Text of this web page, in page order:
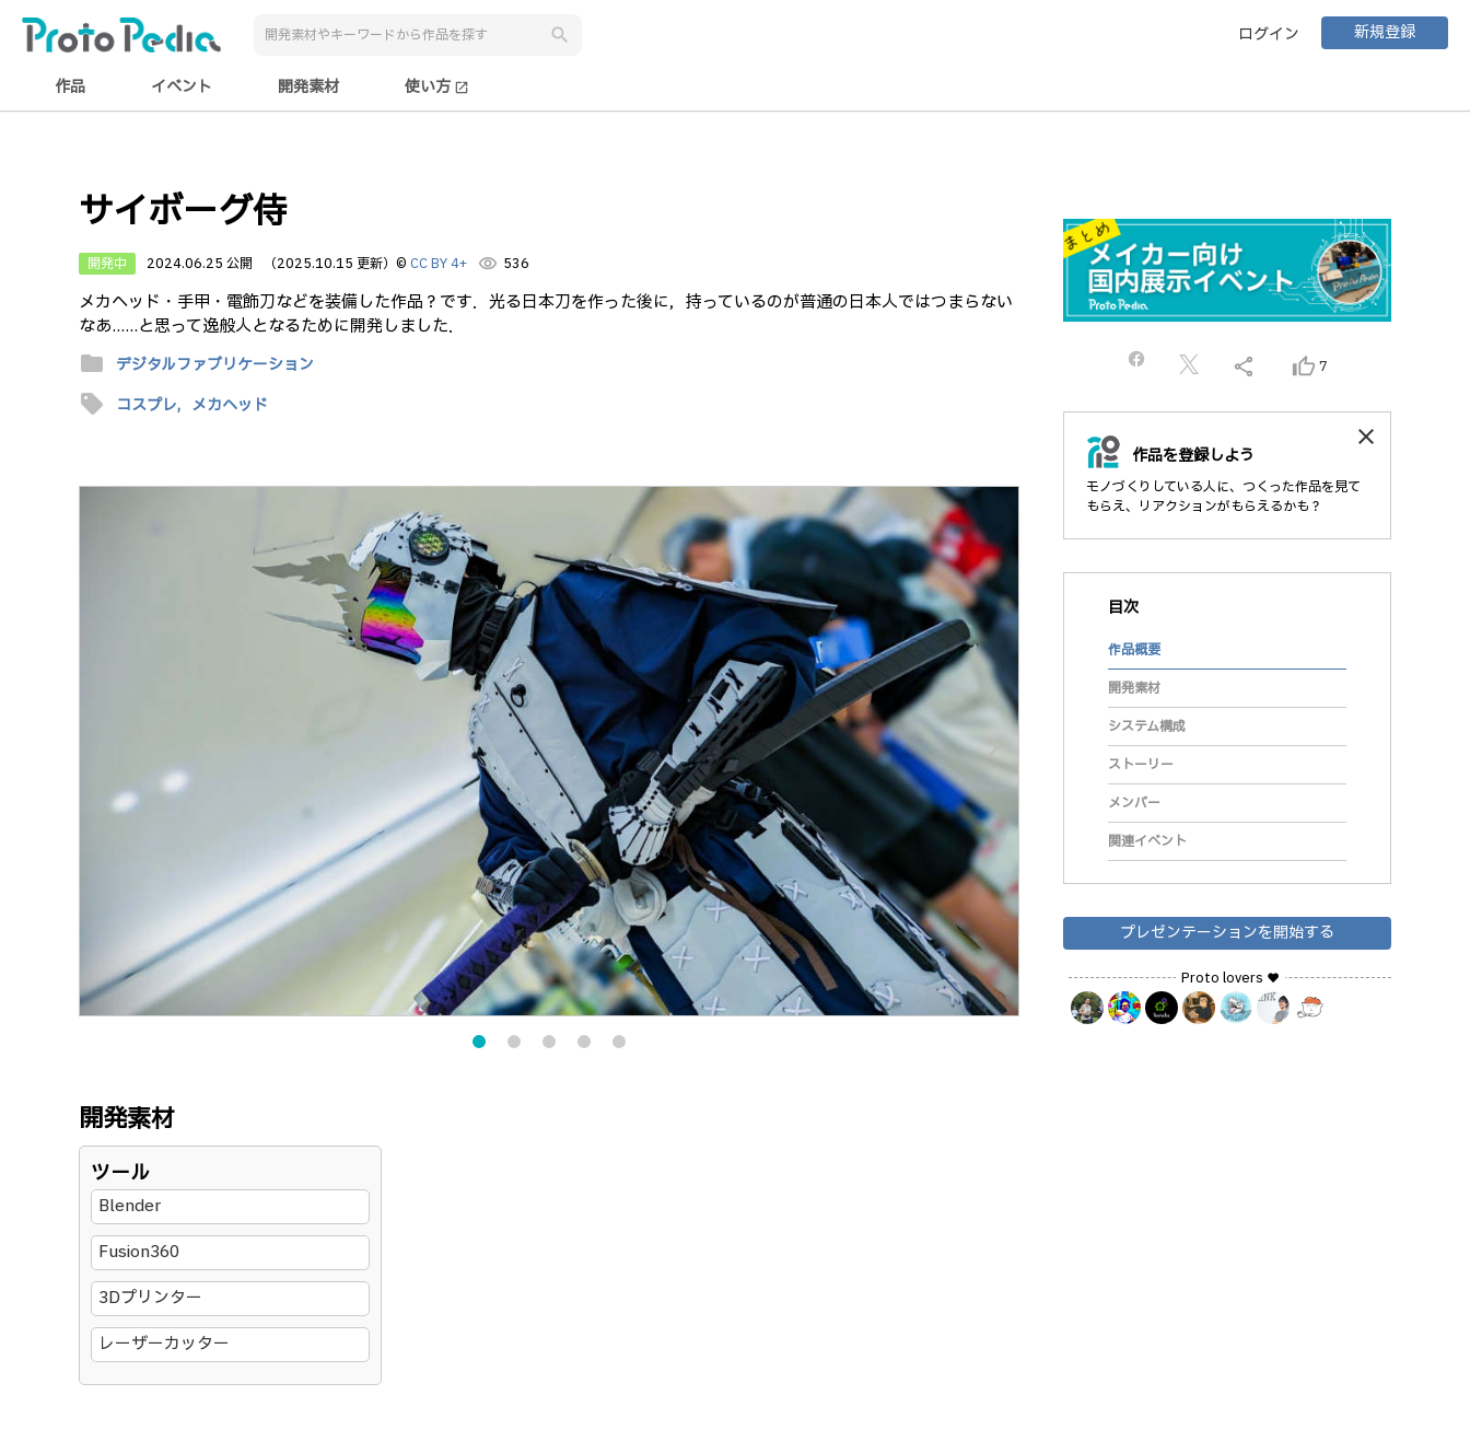
search ログイン 新規登録
作品 イベント 開発素材 使い方 open_in_new
サイボーグ侍
開発中 2024.06.25 公開 （2025.10.15 更新） © CC BY 4+ visibility 536
メカヘッド・手甲・電飾刀などを装備した作品？です．光る日本刀を作った後に，持っているのが普通の日本人ではつまらない
なあ......と思って逸般人となるために開発しました．
folder デジタルファブリケーション
sell コスプレ, メカヘッド
arrow_forward_ios
開発素材
ツール
Blender
Fusion360
3Dプリンター
レーザーカッター
share thumb_up_alt 7
作品を登録しよう
モノづくりしている人に、つくった作品を見て
もらえ、リアクションがもらえるかも？
close
目次
作品概要
開発素材
システム構成
ストーリー
メンバー
関連イベント
プレゼンテーションを開始する
Proto lovers ♥